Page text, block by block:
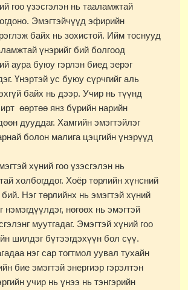
гоо үзэсгэлэн нь тааламжтай
Эмэгтэйчүүд эфирийн
байх нь зохистой. Ийм тоснууд
үнэрийг бий болгоод
аура буюу гэрлэн биед эерэг
Үнэртэй ус буюу сүрчгийг аль
байх нь дээр. Учир нь түүнд
өөртөө янз бүрийн нарийн
дууддаг. Хамгийн эмэгтэйлэг
болон малига цэцгийн үнэрүүд
хүний гоо үзэсгэлэн нь
холбогддог. Хоёр төрлийн хүнсний
бий. Нэг төрлийнх нь эмэгтэй хүний
нэмэгдүүлдэг, нөгөөх нь эмэгтэй
муутгадаг. Эмэгтэй хүний гоо
шилдэг бүтээгдэхүүн бол сүү.
нэг сар тогтмол уувал тухайн
бие эмэгтэй энергиэр гэрэлтэн
учир нь үнээ нь тэнгэрийн